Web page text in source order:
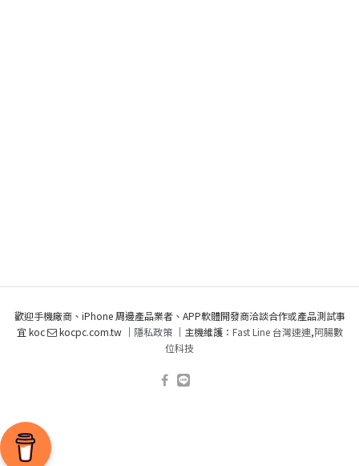
歡迎手機廠商、iPhone 周邊產品業者、APP軟體開發商洽談合作或產品測試事
宜 koc
kocpc.com.tw ｜ 隱私政策｜主機維護： Fast Line 台灣速連,阿腸數
位科技